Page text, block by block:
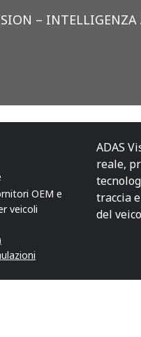
–
OEM e
veicoli
ADAS
reale,
traccia
del